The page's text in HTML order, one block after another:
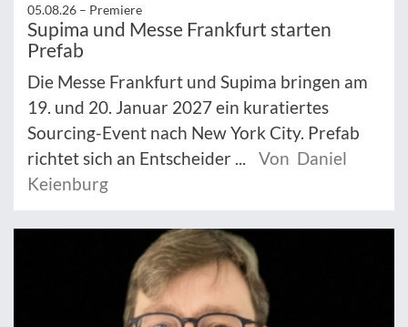
05.08.26 – Premiere
Supima und Messe Frankfurt starten
Prefab
Die Messe Frankfurt und Supima bringen am
19. und 20. Januar 2027 ein kuratiertes
Sourcing-Event nach New York City. Prefab
richtet sich an Entscheider ...
Von Daniel
Keienburg